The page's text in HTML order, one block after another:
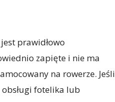
prawidłowo
zapięte i nie ma
na rowerze. Jeśli
fotelika lub